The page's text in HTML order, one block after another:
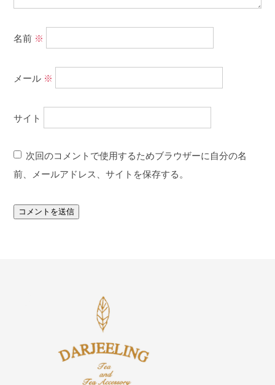
名前 ※
メール ※
サイト
次回のコメントで使用するためブラウザーに自分の名
前、メールアドレス、サイトを保存する。